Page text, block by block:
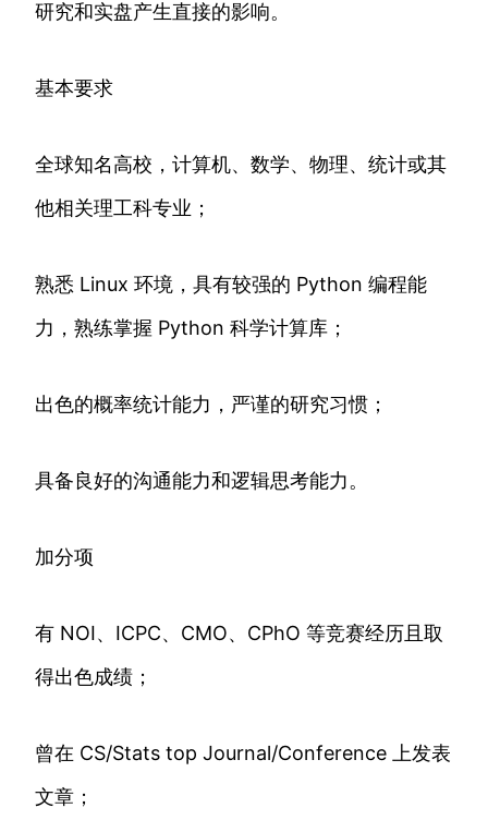
研究和实盘产生直接的影响。
基本要求
全球知名高校，计算机、数学、物理、统计或其
他相关理工科专业；
熟悉 Linux 环境，具有较强的 Python 编程能
力，熟练掌握 Python 科学计算库；
出色的概率统计能力，严谨的研究习惯；
具备良好的沟通能力和逻辑思考能力。
加分项
有 NOI、ICPC、CMO、CPhO 等竞赛经历且取
得出色成绩；
曾在 CS/Stats top Journal/Conference 上发表
文章；